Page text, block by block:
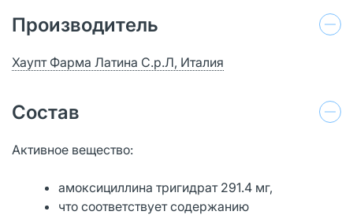
Производитель
Хаупт Фарма Латина С.р.Л, Италия
Состав
Активное вещество:
амоксициллина тригидрат 291.4 мг,
что соответствует содержанию